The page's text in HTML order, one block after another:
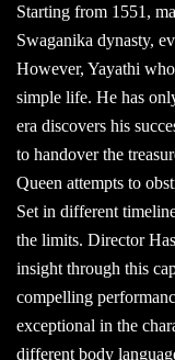
Starting from 1551,
Swaganika dynasty,
However, Yayathi
simple life. He has
era discovers his
to handover the
Queen attempts to
Set in different
the limits. Director
insight through this
compelling
exceptional in the
different body